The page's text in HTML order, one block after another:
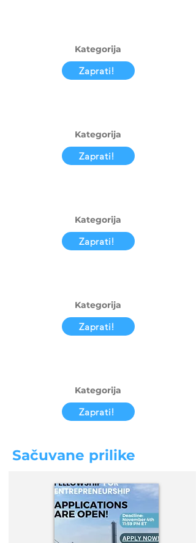
Kategorija
Zaprati!
Kategorija
Zaprati!
Kategorija
Zaprati!
Kategorija
Zaprati!
Kategorija
Zaprati!
Sačuvane prilike